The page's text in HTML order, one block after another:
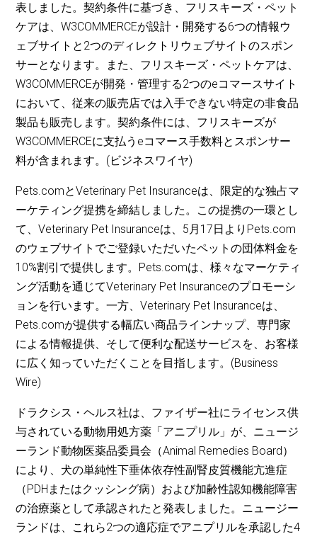
表しました。契約条件に基づき、フリスキーズ・ペット
ケアは、W3COMMERCEが設計・開発する6つの情報ウ
ェブサイトと2つのディレクトリウェブサイトのスポン
サーとなります。また、フリスキーズ・ペットケアは、
W3COMMERCEが開発・管理する2つのeコマースサイト
において、従来の販売店では入手できない特定の非食品
製品も販売します。契約条件には、フリスキーズが
W3COMMERCEに支払うeコマース手数料とスポンサー
料が含まれます。(ビジネスワイヤ)
Pets.comとVeterinary Pet Insuranceは、限定的な独占マ
ーケティング提携を締結しました。この提携の一環とし
て、Veterinary Pet Insuranceは、5月17日よりPets.com
のウェブサイトでご登録いただいたペットの団体料金を
10%割引で提供します。Pets.comは、様々なマーケティ
ング活動を通じてVeterinary Pet Insuranceのプロモーシ
ョンを行います。一方、Veterinary Pet Insuranceは、
Pets.comが提供する幅広い商品ラインナップ、専門家
による情報提供、そして便利な配送サービスを、お客様
に広く知っていただくことを目指します。(Business
Wire)
ドラクシス・ヘルス社は、ファイザー社にライセンス供
与されている動物用処方薬「アニプリル」が、ニュージ
ーランド動物医薬品委員会（Animal Remedies Board）
により、犬の単純性下垂体依存性副腎皮質機能亢進症
（PDHまたはクッシング病）および加齢性認知機能障害
の治療薬として承認されたと発表しました。ニュージー
ランドは、これら2つの適応症でアニプリルを承認した4